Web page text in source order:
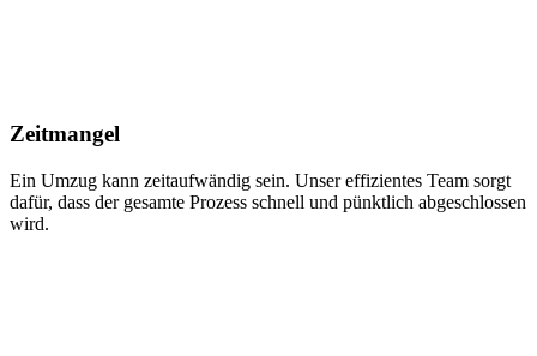
Zeitmangel
Ein Umzug kann zeitaufwändig sein. Unser effizientes Team sorgt
dafür, dass der gesamte Prozess schnell und pünktlich abgeschlossen
wird.